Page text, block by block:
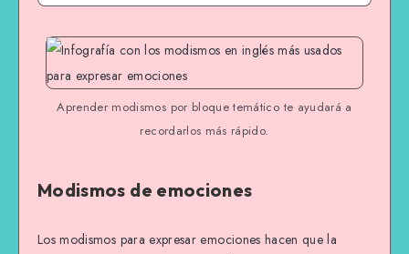
Aprender modismos por bloque temático te ayudará a
recordarlos más rápido.
Modismos de emociones
Los modismos para expresar emociones hacen que la